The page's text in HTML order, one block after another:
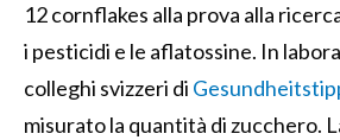
12 cornflakes alla prova alla
i pesticidi e le aflatossine. In
colleghi svizzeri di
misurato la quantità di zucchero.